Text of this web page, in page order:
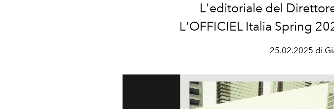
L'editoriale del
L'OFFICIEL Italia Spring
25.02.2025 di